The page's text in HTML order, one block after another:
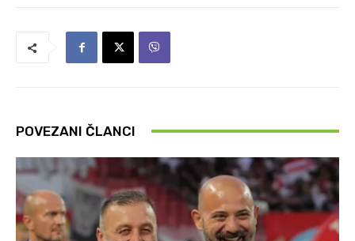
POVEZANI ČLANCI